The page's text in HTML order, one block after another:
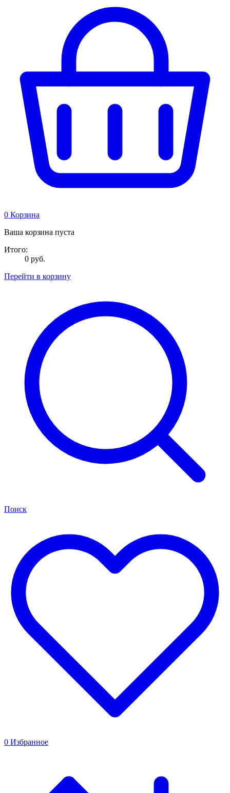
0 Корзина
Ваша корзина пуста
Итого:
0 руб.
Перейти в корзину
Поиск
0 Избранное